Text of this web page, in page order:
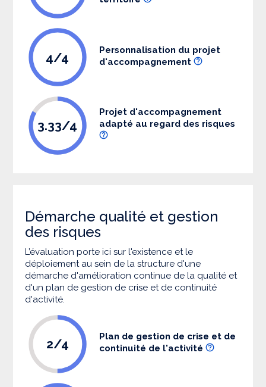
4/4
Personnalisation du projet
d'accompagnement
3.33/4
Projet d'accompagnement
adapté au regard des risques
Démarche qualité et gestion
des risques
L’évaluation porte ici sur l'existence et le
déploiement au sein de la structure d'une
démarche d'amélioration continue de la qualité et
d'un plan de gestion de crise et de continuité
d'activité.
2/4
Plan de gestion de crise et de
continuité de l'activité